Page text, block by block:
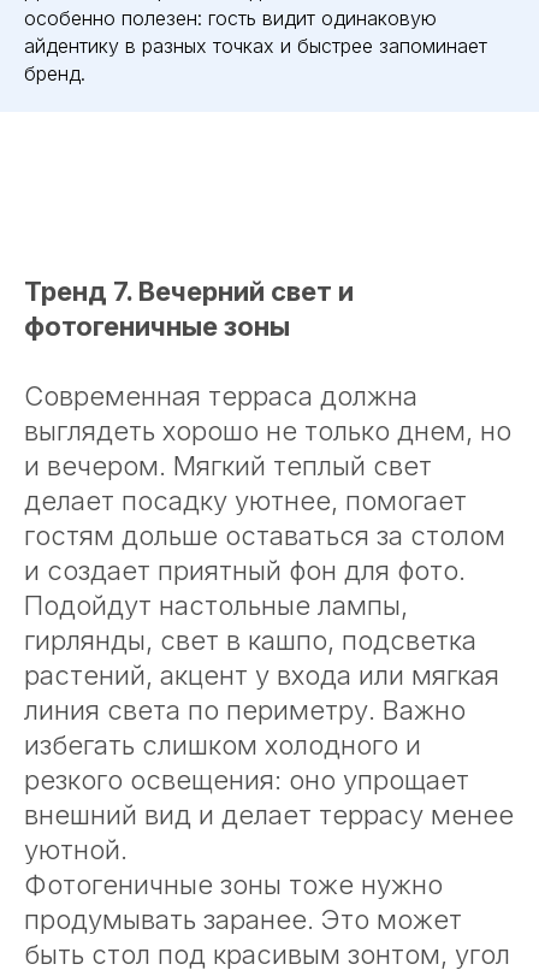
особенно полезен: гость видит одинаковую
айдентику в разных точках и быстрее запоминает
бренд.
Тренд 7. Вечерний свет и
фотогеничные зоны
Современная терраса должна
выглядеть хорошо не только днем, но
и вечером. Мягкий теплый свет
делает посадку уютнее, помогает
гостям дольше оставаться за столом
и создает приятный фон для фото.
Подойдут настольные лампы,
гирлянды, свет в кашпо, подсветка
растений, акцент у входа или мягкая
линия света по периметру. Важно
избегать слишком холодного и
резкого освещения: оно упрощает
внешний вид и делает террасу менее
уютной.
Фотогеничные зоны тоже нужно
продумывать заранее. Это может
быть стол под красивым зонтом, угол